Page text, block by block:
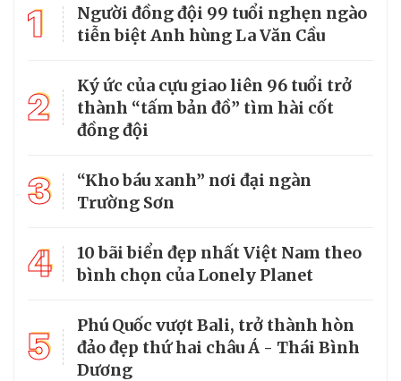
1
Người đồng đội 99 tuổi nghẹn ngào
tiễn biệt Anh hùng La Văn Cầu
2
Ký ức của cựu giao liên 96 tuổi trở
thành “tấm bản đồ” tìm hài cốt
đồng đội
3
“Kho báu xanh” nơi đại ngàn
Trường Sơn
4
10 bãi biển đẹp nhất Việt Nam theo
bình chọn của Lonely Planet
5
Phú Quốc vượt Bali, trở thành hòn
đảo đẹp thứ hai châu Á - Thái Bình
Dương